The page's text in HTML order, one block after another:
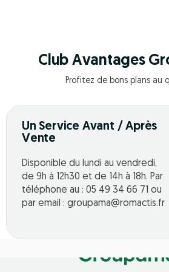
Club Avantages
Profitez de bons plans au
Un Service Avant / Après
Vente
Disponible du lundi au vendredi,
de 9h à 12h30 et de 14h à 18h. Par
téléphone au : 05 49 34 66 71 ou
par email : groupama@romactis.fr